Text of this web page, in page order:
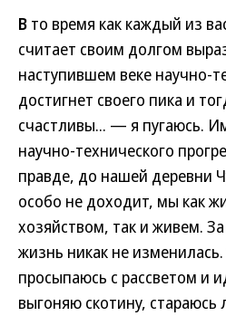
В то время как каждый из
считает своим долгом
наступившем веке научно-
достигнет своего пика и
счастливы... — я пугаюсь.
научно-технического
правде, до нашей деревни
особо не доходит, мы как
хозяйством, так и живем.
жизнь никак не
просыпаюсь с рассветом и
выгоняю скотину, стараюсь